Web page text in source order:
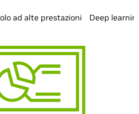
ad alte prestazioni Deep